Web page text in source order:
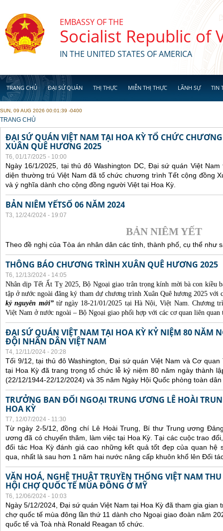
EMBASSY OF THE
Socialist Republic of
IN THE UNITED STATES OF AMERICA
TRANG CHỦ ĐẠI SỨ QUÁN THỊ THỰC MIỄN THỊ THỰC LÃNH SỰ TIN
SUN, 09 AUG 2026 00:01:39 -0400
YOU ARE HERE
TRANG CHỦ
ĐẠI SỨ QUÁN VIỆT NAM TẠI HOA KỲ TỔ CHỨC
XUÂN QUÊ HƯƠNG 2025
T6, 01/17/2025 - 10:00
Ngày 16/1/2025, tại thủ đô Washington DC, Đại sứ quán Việt
diện thường trú Việt Nam đã tổ chức chương trình Tết cộng đồng
và ý nghĩa dành cho cộng đồng người Việt tại Hoa Kỳ.
BẢN NIÊM YẾTSỐ 06 NĂM 2024
T3, 12/24/2024 - 19:07
BẢN NIÊM YẾT
Theo đề nghị của Tòa án nhân dân các tỉnh, thành phố, cụ thể như
THÔNG BÁO CHƯƠNG TRÌNH XUÂN QUÊ HƯƠNG 2025
T6, 12/13/2024 - 14:05
Nhân dịp Tết Ất Tỵ 2025, Bộ Ngoại giao trân trọng kính mời bà con kiều
tập ở nước ngoài đăng ký tham dự chương trình Xuân Quê hương 2025 với
kỷ nguyên mới”từ ngày 18-21/01/2025 tại Hà Nội, Việt Nam. Chương
Việt Nam ở nước ngoài – Bộ Ngoại giao phối hợp với các cơ quan liên quan
ĐẠI SỨ QUÁN VIỆT NAM TẠI HOA KỲ KỶ NIỆM 80 NĂM
ĐỘI NHÂN DÂN VIỆT NAM
T4, 12/11/2024 - 20:28
Tối 9/12, tại thủ đô Washington, Đại sứ quán Việt Nam và Cơ quan
tại Hoa Kỳ đã trang trọng tổ chức lễ kỷ niệm 80 năm ngày thành
(22/12/1944-22/12/2024) và 35 năm Ngày Hội Quốc phòng toàn
TRƯỞNG BAN ĐỐI NGOẠI TRUNG ƯƠNG LÊ HOÀI
HOA KỲ
T7, 12/07/2024 - 11:30
Từ ngày 2-5/12, đồng chí Lê Hoài Trung, Bí thư Trung ương
ương đã có chuyến thăm, làm việc tại Hoa Kỳ. Tại các cuộc trao
đối tác Hoa Kỳ đánh giá cao những kết quả tốt đẹp của quan hệ
qua, nhất là sau hơn 1 năm hai nước nâng cấp khuôn khổ lên Đối
VĂN HOÁ, NGHỆ THUẬT TRUYỀN THỐNG VIỆT NAM
HỘI CHỢ QUỐC TẾ MÙA ĐÔNG Ở MỸ
T6, 12/06/2024 - 10:03
Ngày 5/12/2024, Đại sứ quán Việt Nam tại Hoa Kỳ đã tham gia gian
chợ quốc tế mùa đông lần thứ 11 dành cho Ngoại giao đoàn năm
quốc tế và Toà nhà Ronald Reagan tổ chức.